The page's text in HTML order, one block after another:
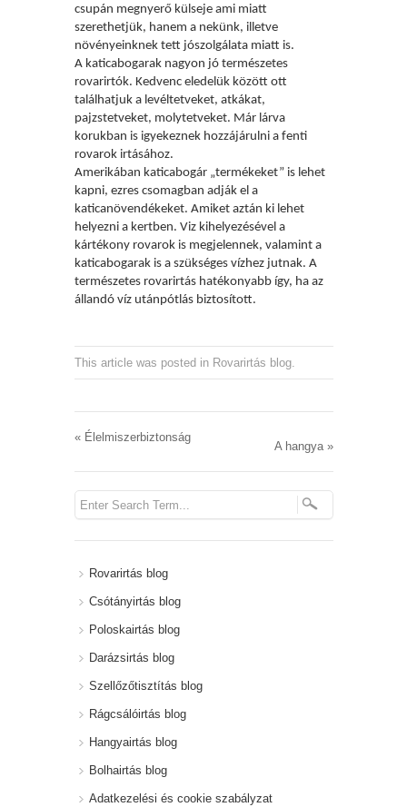
csupán megnyerő külseje ami miatt
szerethetjük, hanem a nekünk, illetve
növényeinknek tett jószolgálata miatt is.
A katicabogarak nagyon jó természetes
rovarirtók. Kedvenc eledelük között ott
találhatjuk a levéltetveket, atkákat,
pajzstetveket, molytetveket. Már lárva
korukban is igyekeznek hozzájárulni a fenti
rovarok irtásához.
Amerikában katicabogár „termékeket” is lehet
kapni, ezres csomagban adják el a
katicanövendékeket. Amiket aztán ki lehet
helyezni a kertben. Viz kihelyezésével a
kártékony rovarok is megjelennek, valamint a
katicabogarak is a szükséges vízhez jutnak. A
természetes rovarirtás hatékonyabb így, ha az
állandó víz utánpótlás biztosított.
This article was posted in Rovarirtás blog.
«Élelmiszerbiztonság
A hangya »
Rovarirtás blog
Csótányirtás blog
Poloskairtás blog
Darázsirtás blog
Szellőzőtisztítás blog
Rágcsálóirtás blog
Hangyairtás blog
Bolhairtás blog
Adatkezelési és cookie szabályzat